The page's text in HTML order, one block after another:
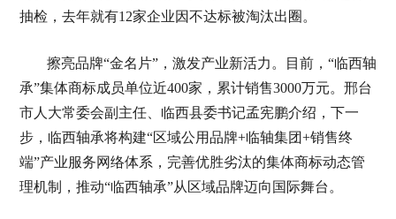
抽检，去年就有12家企业因不达标被淘汰出圈。
擦亮品牌“金名片”，激发产业新活力。目前，“临西轴
承”集体商标成员单位近400家，累计销售3000万元。邢台
市人大常委会副主任、临西县委书记孟宪鹏介绍，下一
步，临西轴承将构建“区域公用品牌+临轴集团+销售终
端”产业服务网络体系，完善优胜劣汰的集体商标动态管
理机制，推动“临西轴承”从区域品牌迈向国际舞台。